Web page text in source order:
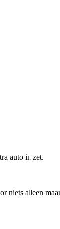
auto in zet.
niets alleen